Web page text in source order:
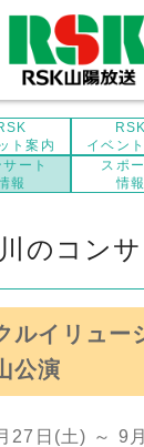
ト案内
RSK
イベン
サート
報
スポ
情報
のコン
ルイリュ
公演
27日(土) ～ 9